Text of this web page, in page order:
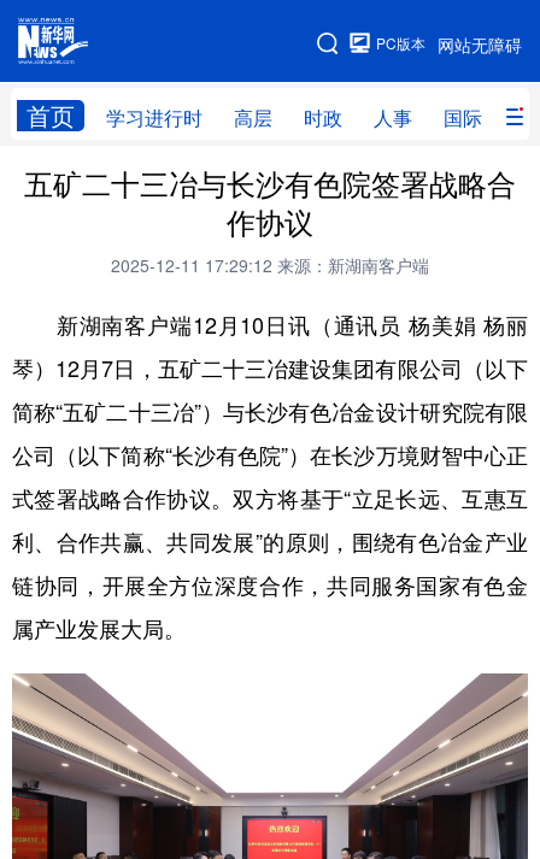
网站无障碍
PC版本
首页 学习进行时 高层 时政 人事 国际 财
网站地图
学习进行时 高层 时政 人事
全球连线
科技 科创 量子 体育
文化 书画 健康 军事
法律 中央文件 金融 汽车
食品 人居 信息化 数字经济
学术中国 乡村振兴 银龄 溯源中国
城市
彩票 悦读
公益 上市公司
文化产业
五矿二十三冶与长沙有色院签署战略合
作协议
2025-12-11 17:29:12 来源：新湖南客户端
新湖南客户端12月10日讯（通讯员 杨美娟 杨丽
琴）12月7日，五矿二十三冶建设集团有限公司（以下
简称“五矿二十三冶”）与长沙有色冶金设计研究院有限
公司（以下简称“长沙有色院”）在长沙万境财智中心正
式签署战略合作协议。双方将基于“立足长远、互惠互
利、合作共赢、共同发展”的原则，围绕有色冶金产业
链协同，开展全方位深度合作，共同服务国家有色金
属产业发展大局。